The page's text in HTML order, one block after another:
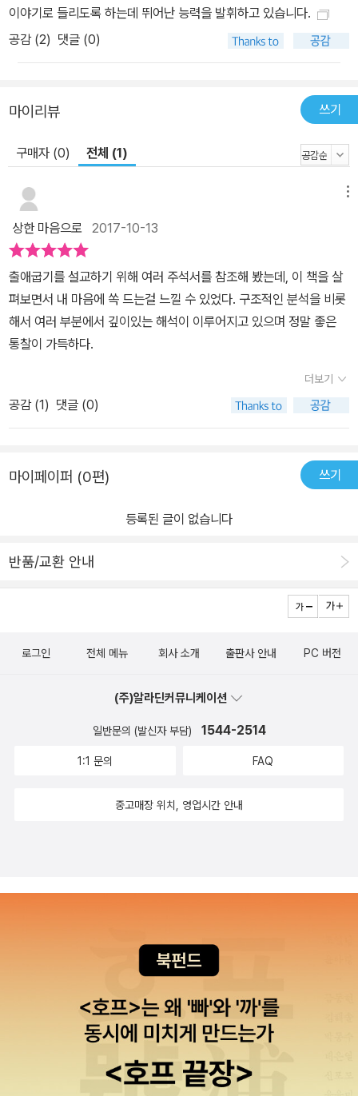
이야기로 들리도록 하는데 뛰어난 능력을 발휘하고 있습니다.
공감 (2) 댓글 (0)
마이리뷰 쓰기
구매자 (0) 전체 (1)
상한 마음으로 2017-10-13
출애굽기를 설교하기 위해 여러 주석서를 참조해 봤는데, 이 책을 살
펴보면서 내 마음에 쏙 드는걸 느낄 수 있었다. 구조적인 분석을 비롯
해서 여러 부분에서 깊이있는 해석이 이루어지고 있으며 정말 좋은
통찰이 가득하다.
더보기
공감 (1) 댓글 (0)
마이페이퍼 (0편) 쓰기
등록된 글이 없습니다
반품/교환 안내
로그인 전체 메뉴 회사 소개 출판사 안내 PC 버전
(주)알라딘커뮤니케이션
일반문의 (발신자 부담) 1544-2514
1:1 문의 FAQ
중고매장 위치, 영업시간 안내